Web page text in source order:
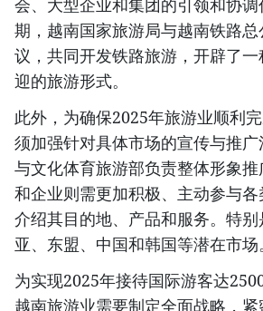
会、大型企业和集团的引领和协
期，越南国家旅游局与越南铁路
议，共同开发铁路旅游，开辟了
迎的旅游形式。
此外，为确保2025年旅游业顺利
须加强针对具体市场的宣传与推
与文化体育旅游部负责整体形象
和企业则需更加积极、主动参与
介绍其目的地、产品和服务。特
亚、东盟、中国和韩国等潜在市场。
为实现2025年接待国际游客达
越南旅游业需要制定全面战略，